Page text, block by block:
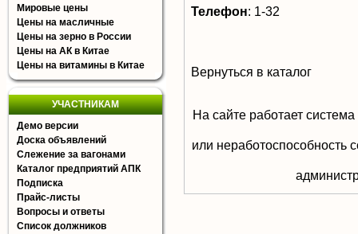
Мировые цены
Цены на масличные
Цены на зерно в России
Цены на АК в Китае
Цены на витамины в Китае
УЧАСТНИКАМ
Демо версии
Доска объявлений
Слежение за вагонами
Каталог предприятий АПК
Подписка
Прайс-листы
Вопросы и ответы
Список должников
Телефон: 1-32
Вернуться в каталог
На сайте работает
или неработоспособность